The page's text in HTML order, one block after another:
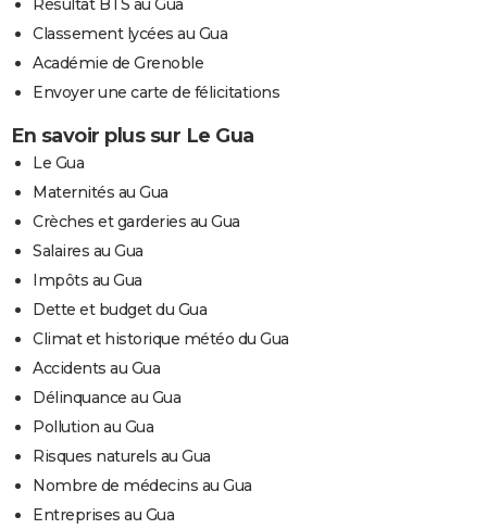
Classement lycées au Gua
Académie de Grenoble
Envoyer une carte de félicitations
En savoir plus sur Le Gua
Le Gua
Maternités au Gua
Crèches et garderies au Gua
Salaires au Gua
Impôts au Gua
Dette et budget du Gua
Climat et historique météo du Gua
Accidents au Gua
Délinquance au Gua
Pollution au Gua
Risques naturels au Gua
Nombre de médecins au Gua
Entreprises au Gua